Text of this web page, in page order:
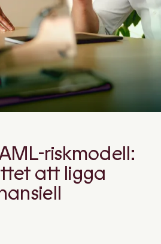
riskmodell:
att ligga